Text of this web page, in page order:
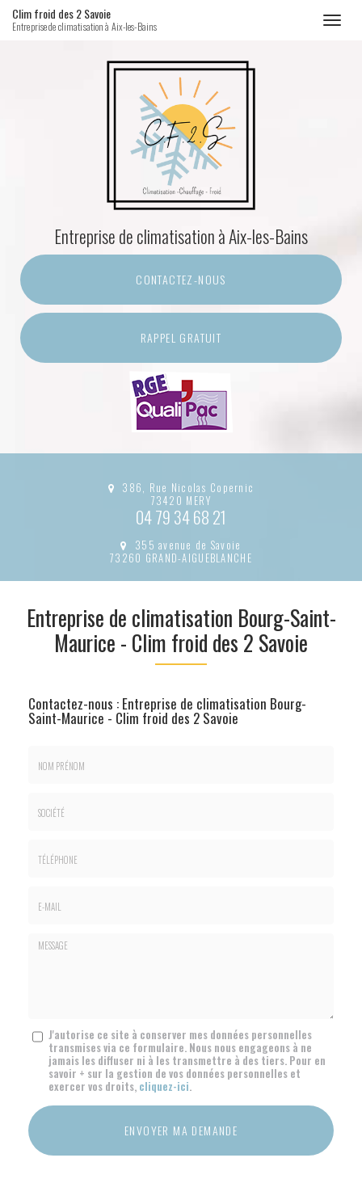
Clim froid des 2 Savoie
Entreprise de climatisation à Aix-les-Bains
Entreprise de climatisationà Aix-les-Bains
CONTACTEZ-NOUS
RAPPEL GRATUIT
386, Rue Nicolas Copernic
73420 MERY
04 79 34 68 21
355 avenue de Savoie
73260 GRAND-AIGUEBLANCHE
Entreprise de climatisation Bourg-Saint-
Maurice - Clim froid des 2 Savoie
Contactez-nous : Entreprise de climatisation Bourg-
Saint-Maurice - Clim froid des 2 Savoie
Message
J'autorise ce site à conserver mes données personnelles
transmises via ce formulaire. Nous nous engageons à ne
jamais les diffuser ni à les transmettre à des tiers. Pour en
savoir + sur la gestion de vos données personnelles et
exercer vos droits, cliquez-ici.
Acceptation
RGPD
ENVOYER MA DEMANDE